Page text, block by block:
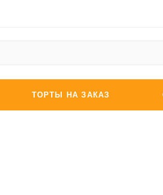
ТОРТЫ НА ЗАКАЗ